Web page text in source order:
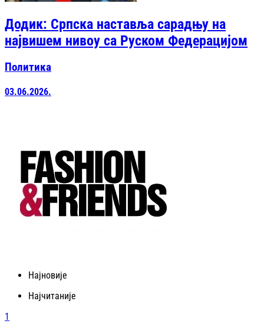
Додик: Српска наставља сарадњу на
највишем нивоу са Руском Федерацијом
Политика
03.06.2026.
Најновије
Најчитаније
1